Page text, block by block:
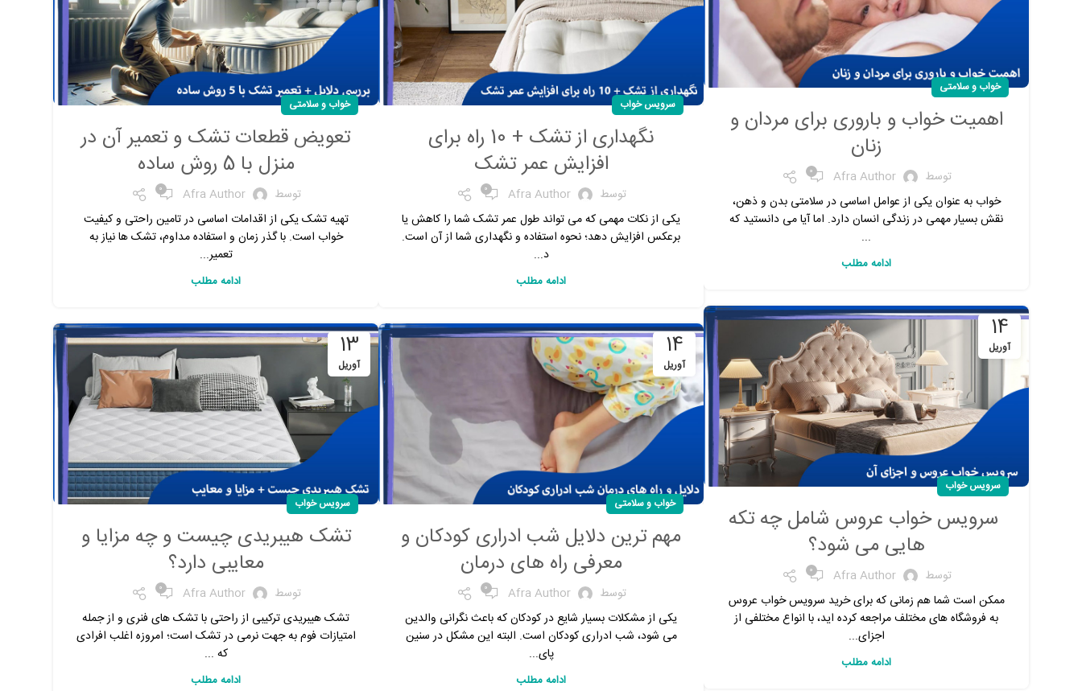
خواب و سلامتی
اهمیت خواب و باروری برای مردان و
زنان
توسط Afra Author
0
خواب به عنوان یکی از عوامل اساسی در سلامتی بدن و ذهن،
نقش بسیار مهمی در زندگی انسان دارد. اما آیا می‌ دانستید که
...
ادامه مطلب
سرویس خواب
نگهداری از تشک + 10 راه برای
افزایش عمر تشک
توسط Afra Author
0
یکی از نکات مهمی که می تواند طول عمر تشک شما را کاهش یا
برعکس افزایش دهد؛ نحوه استفاده و نگهداری شما از آن است.
د...
ادامه مطلب
خواب و سلامتی
تعویض قطعات تشک و تعمیر آن در
منزل با 5 روش ساده
توسط Afra Author
0
تهیه تشک یکی از اقدامات اساسی در تامین راحتی و کیفیت
خواب است. با گذر زمان و استفاده مداوم، تشک ‌ها نیاز به
تعمیر...
ادامه مطلب
14
آوریل
سرویس خواب
سرویس خواب عروس شامل چه تکه
هایی می شود؟
توسط Afra Author
0
ممکن است شما هم زمانی که برای خرید سرویس خواب عروس
به فروشگاه های مختلف مراجعه کرده اید، با انواع مختلفی از
اجزای...
ادامه مطلب
14
آوریل
خواب و سلامتی
مهم ترین دلایل شب ادراری کودکان و
معرفی راه های درمان
توسط Afra Author
0
یکی از مشکلات بسیار شایع در کودکان که باعث نگرانی والدین
می شود، شب ادراری کودکان است. البته این مشکل در سنین
پای...
ادامه مطلب
13
آوریل
سرویس خواب
تشک هیبریدی چیست و چه مزایا و
معایبی دارد؟
توسط Afra Author
0
تشک هیبریدی ترکیبی از راحتی با تشک های فنری و از جمله
امتیازات فوم به جهت نرمی در تشک است؛ امروزه اغلب افرادی
که ...
ادامه مطلب